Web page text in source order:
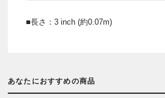
■長さ：3 inch (約0.07m)
あなたにおすすめの商品